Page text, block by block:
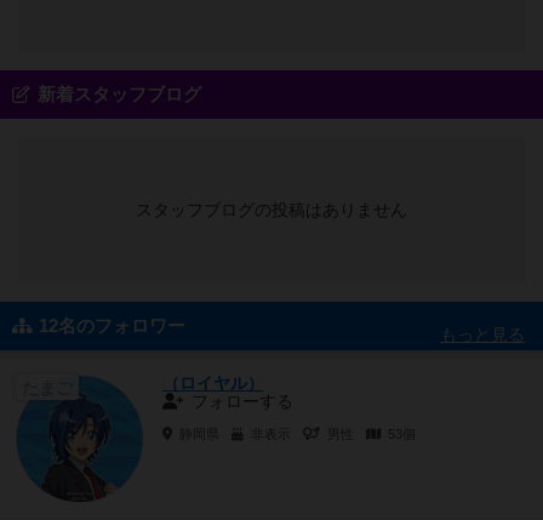
新着スタッフブログ
スタッフブログの投稿はありません
12名のフォロワー もっと見る
（ロイヤル）
フォローする
非表示 53個